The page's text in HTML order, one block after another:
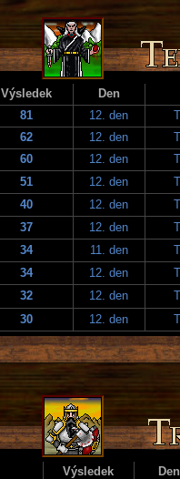
Výsledek
Den
81 12. den
62 12. den
60 12. den
51 12. den
40 12. den
37 12. den
34 11. den
34 12. den
32 12. den
30 12. den
Výsledek
Den